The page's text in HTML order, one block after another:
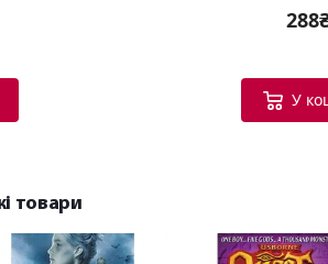
У
товари